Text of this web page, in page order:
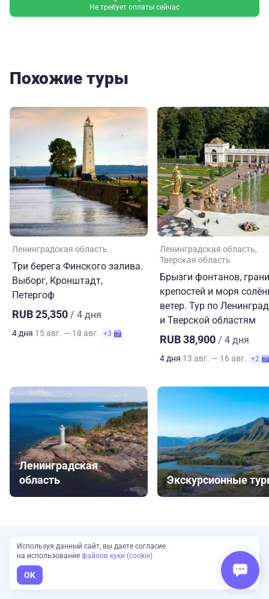
Не требует оплаты сейчас
Похожие туры
Ленинградская область
Три берега Финского залива.
Выборг, Кронштадт,
Петергоф
RUB 25,350 / 4 дня
4 дня 15 авг. — 18 авг. +3
Ленинградская область
Тверская область
Брызги фонтанов,
крепостей и моря
ветер. Тур по
и Тверской областям
RUB 38,900 / 4 дня
4 дня 13 авг. — 16 авг. +2
Ленинградская
область
Экскурсионные
Сложно выбрать?
Наш эксперт подберет туры для вас
Используя данный сайт, вы даете согласие
на использование файлов куки (cookie)
OK